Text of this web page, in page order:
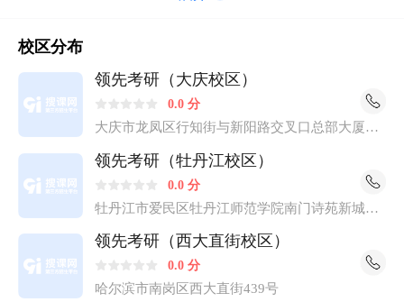
后为社会输送了6万余名高素质人才,为地方经济建设、社
会进步和教育事业发展作出了积极贡献。 学校现有教职工
200余人,95%以上教师具有硕士及以上学历,为学校的教学
打下了坚实的基础。领先目前开设了公务员考试培训、考
成功率达80%以上,并不断创造历史新高。十余年厚重的积
淀和改革创新的新发展给予领先人自信和力量。领先将以
更加宽广的视野、更加高远的站位、更加有力的实际行动
推进学校的建设。 我校秉承“严格、用心、专业”的办学理
念,在大学生从业领域坚持开垦拓展,并特针对公务员考试
成立了领先公考学院。结合现阶段大学生的就业诉求,量身
校区分布
领先考研（大庆校区）
0.0 分
大庆市龙凤区行知街与新阳路交叉口总部大厦B
领先考研（牡丹江校区）
0.0 分
牡丹江市爱民区牡丹江师范学院南门诗苑新城小
领先考研（西大直街校区）
0.0 分
哈尔滨市南岗区西大直街439号